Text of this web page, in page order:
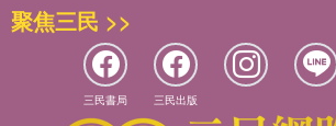
聚焦三民 >>
三民書局 三民出版